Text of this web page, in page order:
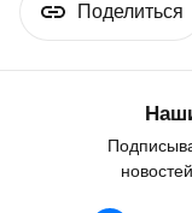
Поделиться